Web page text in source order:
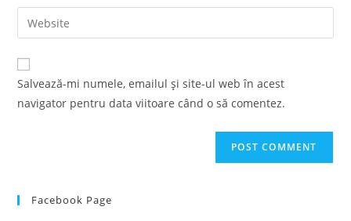
comment
email
address
comment
Enter
your
website
URL
Salvează-mi numele, emailul și site-ul web în acest
navigator pentru data viitoare când o să comentez.
Facebook Page